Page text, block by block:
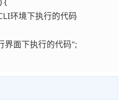
CLI环境下执行的代码
界面下执行的代码";